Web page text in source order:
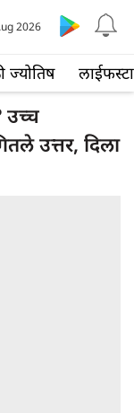
ज्योतिष
2026
उच्च
उत्तर, दिला